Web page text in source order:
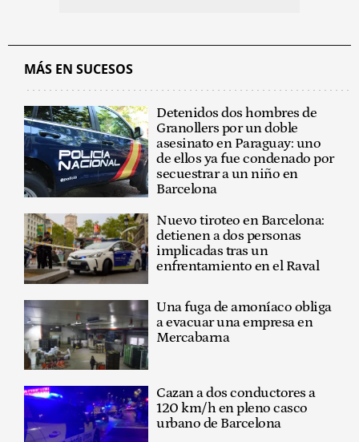
MÁS EN SUCESOS
Detenidos dos hombres de
Granollers por un doble
asesinato en Paraguay: uno
de ellos ya fue condenado por
secuestrar a un niño en
Barcelona
Nuevo tiroteo en Barcelona:
detienen a dos personas
implicadas tras un
enfrentamiento en el Raval
Una fuga de amoníaco obliga
a evacuar una empresa en
Mercabarna
Cazan a dos conductores a
120 km/h en pleno casco
urbano de Barcelona